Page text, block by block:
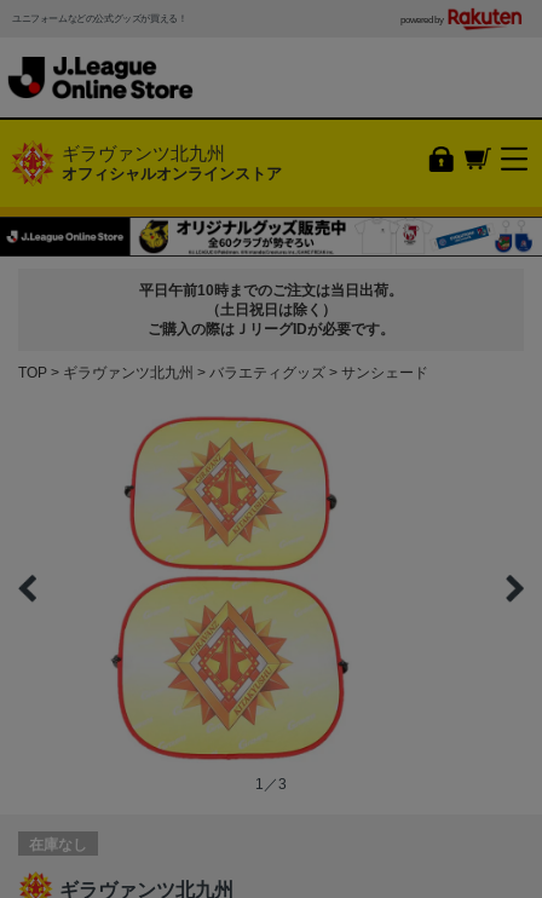
ユニフォームなどの公式グッズが買える！ powered by
ギラヴァンツ北九州
オフィシャルオンラインストア
平日午前10時までのご注文は当日出荷。
（土日祝日は除く）
ご購入の際はＪリーグIDが必要です。
TOP ギラヴァンツ北九州 バラエティグッズ サンシェード
1／3
在庫なし
ギラヴァンツ北九州